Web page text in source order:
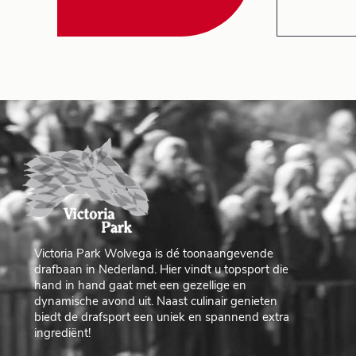
Victoria Park Wolvega is dé toonaangevende
drafbaan in Nederland. Hier vindt u topsport die
hand in hand gaat met een gezellige en
dynamische avond uit. Naast culinair genieten
biedt de drafsport een uniek en spannend extra
ingrediënt!